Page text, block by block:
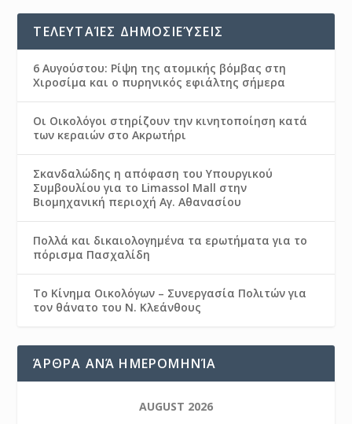
ΤΕΛΕΥΤΑΊΕΣ ΔΗΜΟΣΙΕΎΣΕΙΣ
6 Αυγούστου: Ρίψη της ατομικής βόμβας στη
Χιροσίμα και ο πυρηνικός εφιάλτης σήμερα
Οι Οικολόγοι στηρίζουν την κινητοποίηση κατά
των κεραιών στο Ακρωτήρι
Σκανδαλώδης η απόφαση του Υπουργικού
Συμβουλίου για το Limassol Mall στην
Βιομηχανική περιοχή Αγ. Αθανασίου
Πολλά και δικαιολογημένα τα ερωτήματα για το
πόρισμα Πασχαλίδη
Το Κίνημα Οικολόγων – Συνεργασία Πολιτών για
τον θάνατο του Ν. Κλεάνθους
ΆΡΘΡΑ ΑΝΆ ΗΜΕΡΟΜΗΝΊΑ
AUGUST 2026